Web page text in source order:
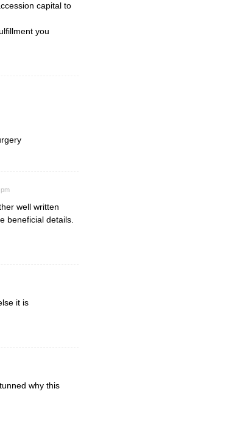
capital to
you
well written
beneficial details.
it is
why this